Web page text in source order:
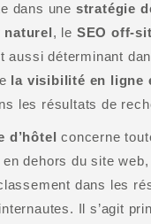
dans une stratégie
naturel, le SEO off-
aussi déterminant
la visibilité en ligne
les résultats de
d’hôtel concerne
dehors du site
dans les
Il s’agit